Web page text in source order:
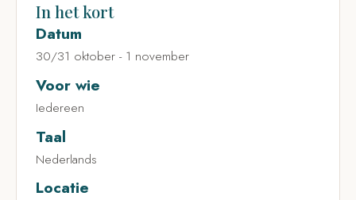
In het kort
Datum
30/31 oktober - 1 november
Voor wie
Iedereen
Taal
Nederlands
Locatie